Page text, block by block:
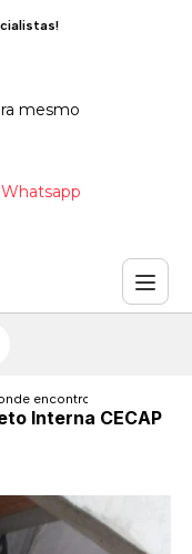
mesmo
de concreto
encontro escada de
Interna CECAP